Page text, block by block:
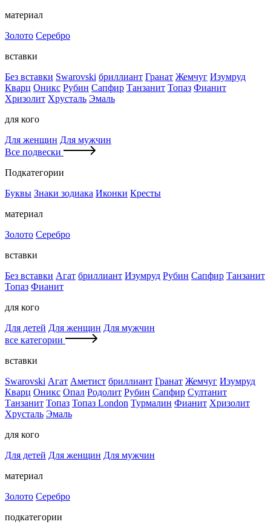
материал
Золото Серебро
вставки
Без вставки Swarovski бриллиант Гранат Жемчуг Изумруд
Кварц Оникс Рубин Сапфир Танзанит Топаз Фианит
Хризолит Хрусталь Эмаль
для кого
Для женщин Для мужчин
Все подвески
Подкатегории
Буквы Знаки зодиака Иконки Кресты
материал
Золото Серебро
вставки
Без вставки Агат бриллиант Изумруд Рубин Сапфир Танзанит
Топаз Фианит
для кого
Для детей Для женщин Для мужчин
все категории
вставки
Swarovski Агат Аметист бриллиант Гранат Жемчуг Изумруд
Кварц Оникс Опал Родолит Рубин Сапфир Султанит
Танзанит Топаз Топаз London Турмалин Фианит Хризолит
Хрусталь Эмаль
для кого
Для детей Для женщин Для мужчин
материал
Золото Серебро
подкатегории